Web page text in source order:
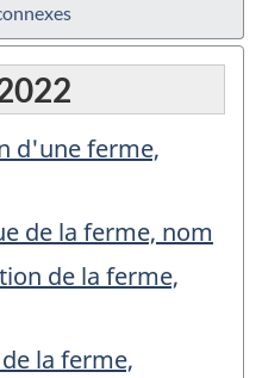
d'une ferme,
de la ferme, nom
de la ferme,
la ferme,